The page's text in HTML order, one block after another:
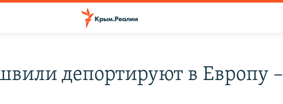
депортируют в Европу –